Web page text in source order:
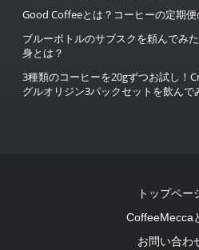
Good Coffeeとは？コーヒーの定期便
ブルーボトルのサブスクを頼んでみ
身とは？
3種類のコーヒーを20gずつお試し！
グルオリジン3パックセットを飲んで
トップペー
CoffeeMecca
お問い合わ